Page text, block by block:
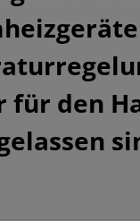
für den